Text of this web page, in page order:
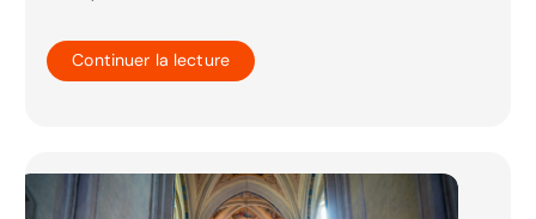
Continuer la lecture